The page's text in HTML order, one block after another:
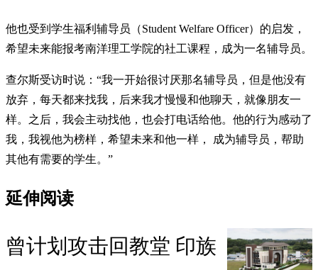
他也受到学生福利辅导员（Student Welfare Officer）的启发，
希望未来能报考南洋理工学院的社工课程，成为一名辅导员。
查尔斯受访时说：“我一开始很讨厌那名辅导员，但是他没有
放弃，每天都来找我，后来我才慢慢和他聊天，就像朋友一
样。之后，我会主动找他，也会打电话给他。他的行为感动了
我，我视他为榜样，希望未来和他一样， 成为辅导员，帮助
其他有需要的学生。”
延伸阅读
曾计划攻击回教堂 印族